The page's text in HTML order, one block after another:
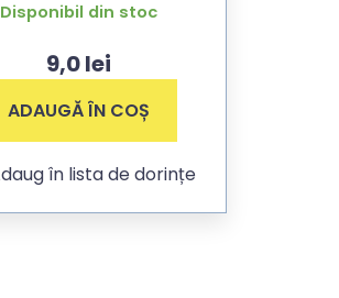
Disponibil din stoc
9,0lei
ADAUGĂ ÎN COȘ
în lista de dorințe